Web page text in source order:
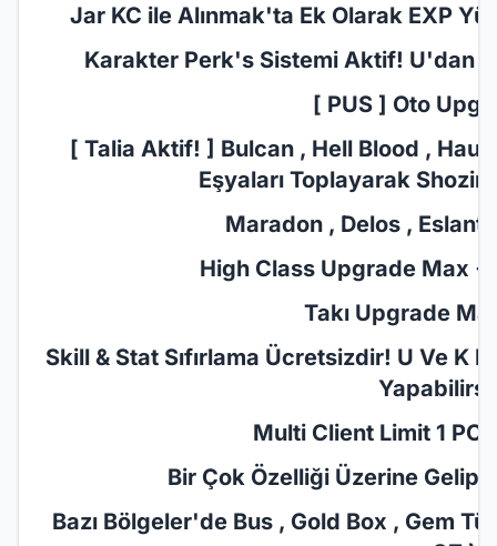
Jar KC ile Alınmak'ta Ek Olarak EXP
Karakter Perk's Sistemi​ Aktif! U'dan
[ PUS ] Oto
[ Talia Aktif! ] Bulcan , Hell Blood ,
Eşyaları Toplayarak
Maradon , Delos , Eslant
High Class Upgrade Max
Takı Upgrade
Skill & Stat Sıfırlama Ücretsizdir! U Ve K
Multi Client Limit 1 PC
Bir Çok Özelliği Üzerine Gelip
Bazı Bölgeler'de Bus , Gold Box , Gem